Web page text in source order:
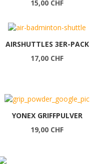
15,00 CHF
AIRSHUTTLES 3ER-PACK
17,00 CHF
YONEX GRIFFPULVER
19,00 CHF